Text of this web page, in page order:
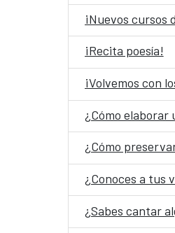
¡Nuevos cursos
¡Recita poesía!
¡Volvemos con
¿Cómo elaborar
¿Cómo
¿Conoces a tus
¿Sabes cantar